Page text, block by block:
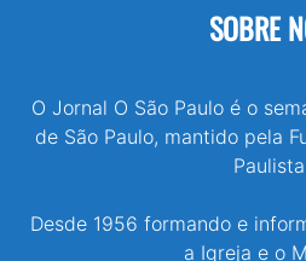
SOBRE
O Jornal O São Paulo é o
de São Paulo, mantido pela
Desde 1956 formando e
a Igreja e o